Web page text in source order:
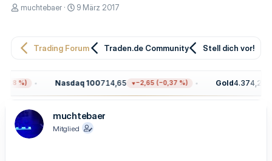
E
e
r
muchtebaer
E
e
a
m
9 März 2017
Trading Forum Traden.de Community Stell dich vor!
%) Nasdaq 100714,65 −2,65 (−0,37 %) Gold4.374,20
muchtebaer
Mitglied